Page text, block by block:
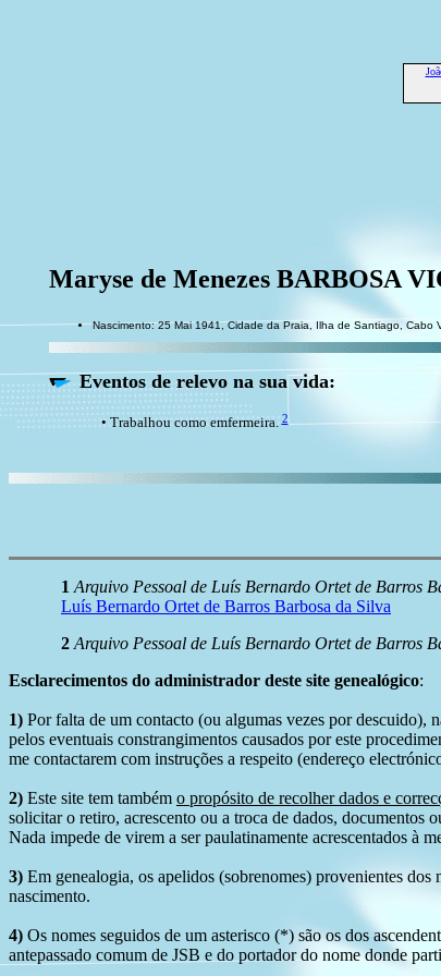
Maryse de Menezes BARBOSA
Nascimento: 25 Mai 1941, Cidade da Praia, Ilha de Santiago, Cabo
Eventos de relevo na sua vida:
• Trabalhou como emfermeira.2
1 Arquivo Pessoal de Luís Bernardo Ortet de Barros
Luís Bernardo Ortet de Barros Barbosa da Silva
2 Arquivo Pessoal de Luís Bernardo Ortet de Barros
Esclarecimentos do administrador deste site genealógico:
1) Por falta de um contacto (ou algumas vezes por descuido),
pelos eventuais constrangimentos causados por este
me contactarem com instruções a respeito (endereço
2) Este site tem também o propósito de recolher dados e
solicitar o retiro, acrescento ou a troca de dados, documentos
Nada impede de virem a ser paulatinamente acrescentados à
3) Em genealogia, os apelidos (sobrenomes) provenientes dos
nascimento.
4) Os nomes seguidos de um asterisco (*) são os dos
antepassado comum de JSB e do portador do nome donde